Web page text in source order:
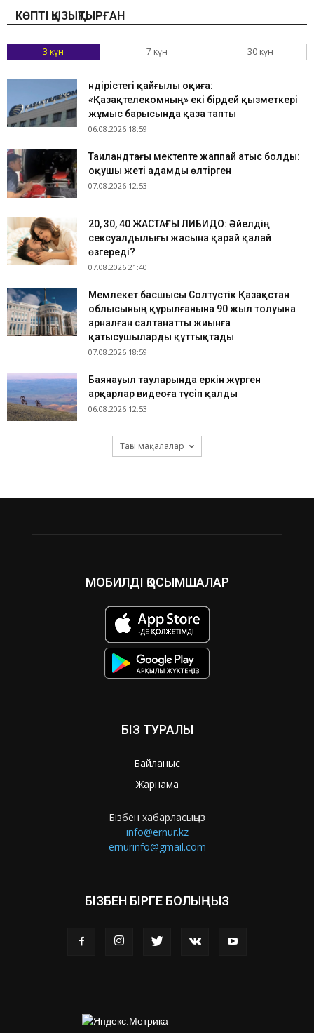
КӨПТІ ҚЫЗЫҚТЫРҒАН
3 күн 7 күн 30 күн
Өндірістегі қайғылы оқиға:
«Қазақтелекомның» екі бірдей қызметкері
жұмыс барысында қаза тапты
06.08.2026 18:59
Таиландтағы мектепте жаппай атыс болды:
оқушы жеті адамды өлтірген
07.08.2026 12:53
​20, 30, 40 ЖАСТАҒЫ ЛИБИДО: Әйелдің
сексуалдылығы жасына қарай қалай
өзгереді?
07.08.2026 21:40
Мемлекет басшысы Солтүстік Қазақстан
облысының құрылғанына 90 жыл толуына
арналған салтанатты жиынға
қатысушыларды құттықтады
07.08.2026 18:59
Баянауыл тауларында еркін жүрген
арқарлар видеоға түсіп қалды
06.08.2026 12:53
Тағы мақалалар
МОБИЛДІ ҚОСЫМШАЛАР
БІЗ ТУРАЛЫ
Байланыс
Жарнама
Бізбен хабарласыңыз
info@ernur.kz
ernurinfo@gmail.com
БІЗБЕН БІРГЕ БОЛЫҢЫЗ